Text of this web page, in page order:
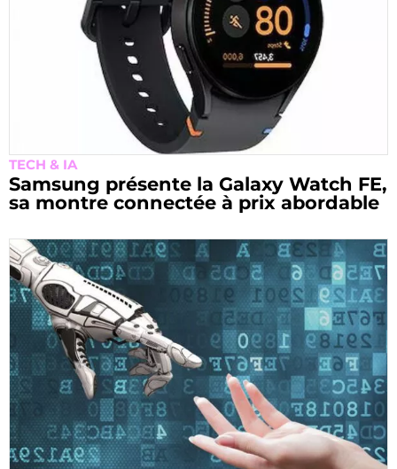
TECH & IA
Samsung présente la Galaxy Watch FE,
sa montre connectée à prix abordable